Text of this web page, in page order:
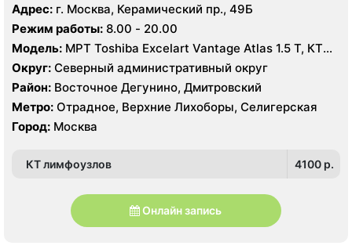
Адрес: г. Москва, Керамический пр., 49Б
Режим работы: 8.00 - 20.00
Модель: МРТ Toshiba Excelart Vantage Atlas 1.5 Т, КТ
Siemens Somatom 40 срезов, УЗИ
Округ: Северный административный округ
Район: Восточное Дегунино, Дмитровский
Метро: Отрадное, Верхние Лихоборы, Селигерская
Город: Москва
КТ лимфоузлов 4100 p.
Онлайн запись